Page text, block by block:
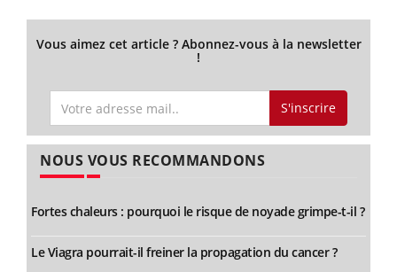
Vous aimez cet article ? Abonnez-vous à la newsletter
!
S'inscrire
NOUS VOUS RECOMMANDONS
Fortes chaleurs : pourquoi le risque de noyade grimpe-t-il ?
Le Viagra pourrait-il freiner la propagation du cancer ?